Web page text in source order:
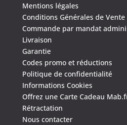
Mentions légales
Conditions Générales de Vente
Commande par mandat
Livraison
Garantie
Codes promo et réductions
Politique de confidentialité
Informations Cookies
Offrez une Carte Cadeau
Rétractation
Nous contacter